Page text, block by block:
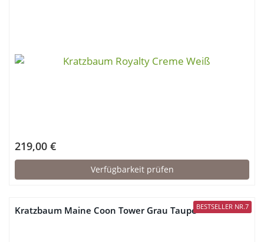
219,00 €
Verfügbarkeit prüfen
BESTSELLER NR.7
Kratzbaum Maine Coon Tower Grau Taupe